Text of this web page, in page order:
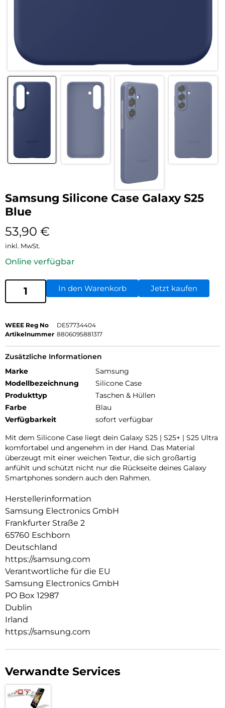
Samsung Silicone Case Galaxy S25
Blue
53,90 €
inkl. MwSt.
Online verfügbar
In den Warenkorb Jetzt kaufen
WEEE Reg No
DE57734404
Artikelnummer 8806095881317
Zusätzliche Informationen
Marke
Samsung
Modellbezeichnung
Silicone Case
Produkttyp
Taschen & Hüllen
Farbe
Blau
Verfügbarkeit
sofort verfügbar
Mit dem Silicone Case liegt dein Galaxy S25 | S25+ | S25 Ultra
komfortabel und angenehm in der Hand. Das Material
überzeugt mit einer weichen Textur, die sich großartig
anfühlt und schützt nicht nur die Rückseite deines Galaxy
Smartphones sondern auch den Rahmen.
Herstellerinformation
Samsung Electronics GmbH
Frankfurter Straße 2
65760 Eschborn
Deutschland
https://samsung.com
Verantwortliche für die EU
Samsung Electronics GmbH
PO Box 12987
Dublin
Irland
https://samsung.com
Verwandte Services